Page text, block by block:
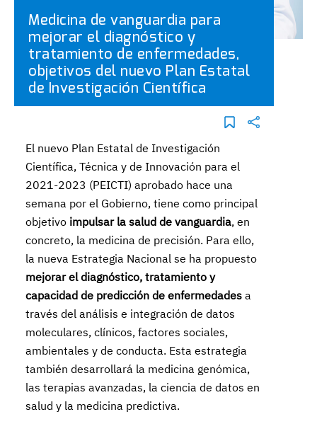
Medicina de vanguardia para
mejorar el diagnóstico y
tratamiento de enfermedades,
objetivos del nuevo Plan Estatal
de Investigación Científica
El nuevo Plan Estatal de Investigación
Científica, Técnica y de Innovación para el
2021-2023 (PEICTI) aprobado hace una
semana por el Gobierno, tiene como principal
objetivo impulsar la salud de vanguardia, en
concreto, la medicina de precisión. Para ello,
la nueva Estrategia Nacional se ha propuesto
mejorar el diagnóstico, tratamiento y
capacidad de predicción de enfermedades a
través del análisis e integración de datos
moleculares, clínicos, factores sociales,
ambientales y de conducta. Esta estrategia
también desarrollará la medicina genómica,
las terapias avanzadas, la ciencia de datos en
salud y la medicina predictiva.